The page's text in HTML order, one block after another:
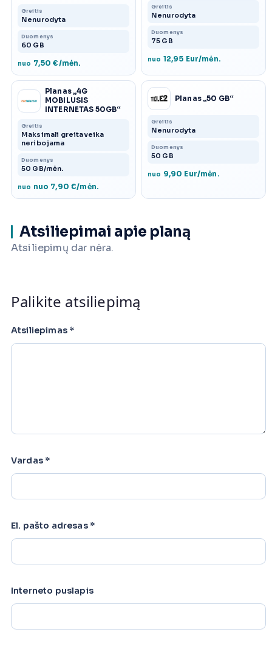
Greitis
Nenurodyta
Duomenys
60 GB
nuo 7,50 €/mėn.
Greitis
Nenurodyta
Duomenys
75 GB
nuo 12,95 Eur/mėn.
Planas „4G
MOBILUSIS
INTERNETAS 50GB“
Greitis
Maksimali greitaveika
neribojama
Duomenys
50 GB/mėn.
nuo nuo 7,90 €/mėn.
Planas „50 GB“
Greitis
Nenurodyta
Duomenys
50 GB
nuo 9,90 Eur/mėn.
Atsiliepimai apie planą
Atsiliepimų dar nėra.
Palikite atsiliepimą
Atsiliepimas *
Vardas *
El. pašto adresas *
Interneto puslapis